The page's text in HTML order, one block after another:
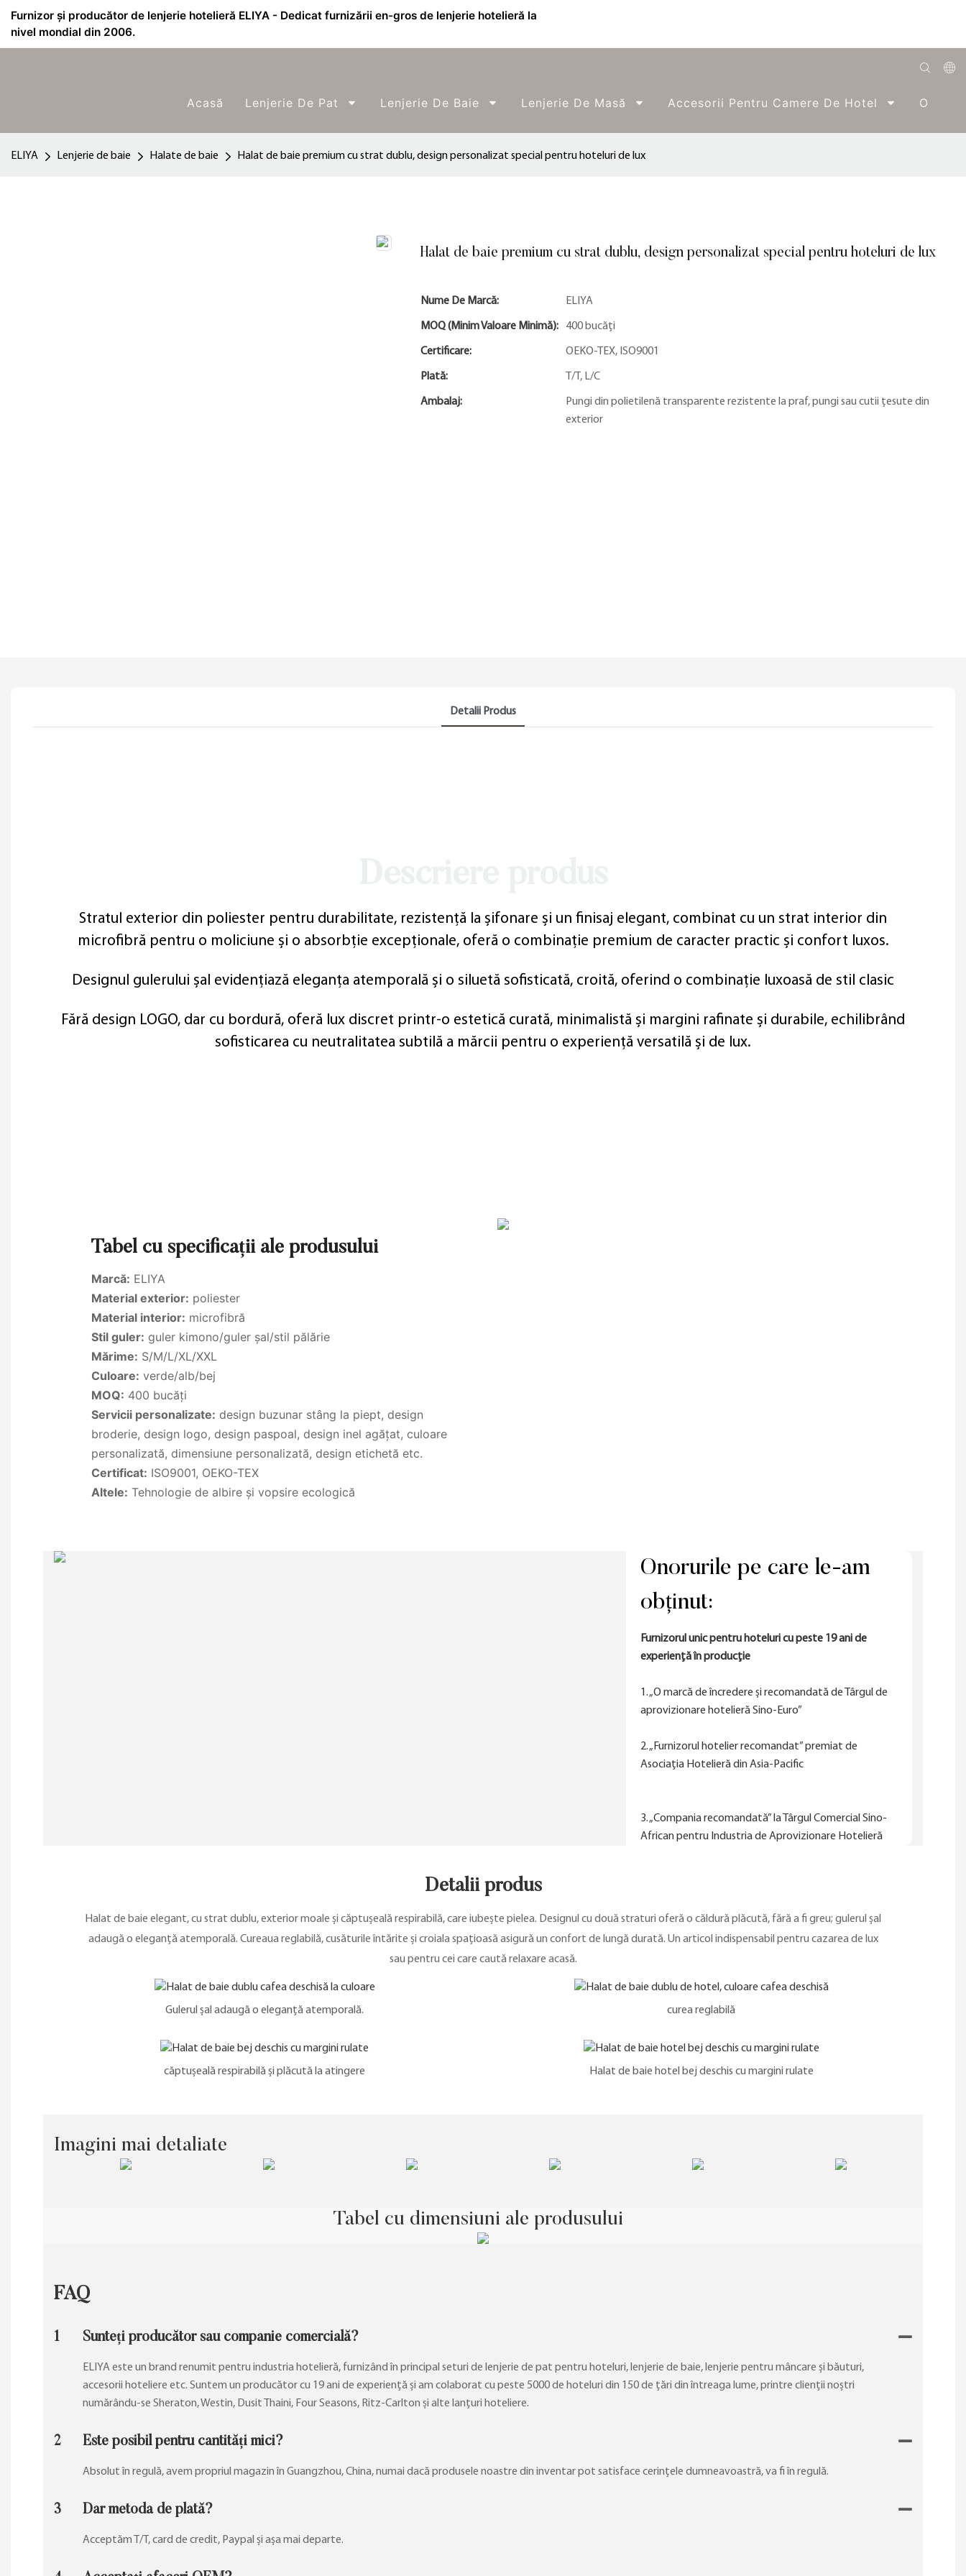
Furnizor și producător de lenjerie hotelieră ELIYA - Dedicat furnizării en-gros de lenjerie hotelieră la
nivel mondial din 2006.
Français
Acasă Lenjerie De Pat Lenjerie De Baie Lenjerie De Masă Accesorii Pentru Camere De Hotel O
ELIYA Lenjerie de baie Halate de baie Halat de baie premium cu strat dublu, design personalizat special pentru hoteluri de lux
Halat de baie premium cu strat dublu, design personalizat special pentru hoteluri de lux
Nume De Marcă: ELIYA
MOQ (minim Valoare Minimă): 400 bucăți
Certificare: OEKO-TEX, ISO9001
Plată: T/T, L/C
Ambalaj:
Pungi din polietilenă transparente rezistente la praf, pungi sau cutii țesute din
exterior
Detalii Produs
Stratul exterior din poliester pentru durabilitate, rezistență la șifonare și un finisaj elegant, combinat cu un strat interior din
microfibră pentru o moliciune și o absorbție excepționale, oferă o combinație premium de caracter practic și confort luxos.
Designul gulerului șal evidențiază eleganța atemporală și o siluetă sofisticată, croită, oferind o combinație luxoasă de stil clasic
Fără design LOGO, dar cu bordură, oferă lux discret printr-o estetică curată, minimalistă și margini rafinate și durabile, echilibrând
sofisticarea cu neutralitatea subtilă a mărcii pentru o experiență versatilă și de lux.
Tabel cu specificații ale produsului
Marcă: ELIYA
Material exterior: poliester
Material interior: microfibră
Stil guler: guler kimono/guler șal/stil pălărie
Mărime: S/M/L/XL/XXL
Culoare: verde/alb/bej
MOQ: 400 bucăți
Servicii personalizate: design buzunar stâng la piept, design
broderie, design logo, design paspoal, design inel agățat, culoare
personalizată, dimensiune personalizată, design etichetă etc.
Certificat: ISO9001, OEKO-TEX
Altele: Tehnologie de albire și vopsire ecologică
Onorurile pe care le-am
obținut:
Furnizorul unic pentru hoteluri cu peste 19 ani de
experiență în producție
1. „O marcă de încredere și recomandată de Târgul de
aprovizionare hotelieră Sino-Euro”
2. „Furnizorul hotelier recomandat” premiat de
Asociația Hotelieră din Asia-Pacific
3. „Compania recomandată” la Târgul Comercial Sino-
African pentru Industria de Aprovizionare Hotelieră
Detalii produs
Halat de baie elegant, cu strat dublu, exterior moale și căptușeală respirabilă, care iubește pielea. Designul cu două straturi oferă o căldură plăcută, fără a fi greu; gulerul șal
adaugă o eleganță atemporală. Cureaua reglabilă, cusăturile întărite și croiala spațioasă asigură un confort de lungă durată. Un articol indispensabil pentru cazarea de lux
sau pentru cei care caută relaxare acasă.
Gulerul șal adaugă o eleganță atemporală. curea reglabilă
căptușeală respirabilă și plăcută la atingere Halat de baie hotel bej deschis cu margini rulate
Imagini mai detaliate
Tabel cu dimensiuni ale produsului
FAQ
1 Sunteți producător sau companie comercială?
ELIYA este un brand renumit pentru industria hotelieră, furnizând în principal seturi de lenjerie de pat pentru hoteluri, lenjerie de baie, lenjerie pentru mâncare și băuturi,
accesorii hoteliere etc. Suntem un producător cu 19 ani de experiență și am colaborat cu peste 5000 de hoteluri din 150 de țări din întreaga lume, printre clienții noștri
numărându-se Sheraton, Westin, Dusit Thaini, Four Seasons, Ritz-Carlton și alte lanțuri hoteliere.
2 Este posibil pentru cantități mici?
Absolut în regulă, avem propriul magazin în Guangzhou, China, numai dacă produsele noastre din inventar pot satisface cerințele dumneavoastră, va fi în regulă.
3 Dar metoda de plată?
Acceptăm T/T, card de credit, Paypal și așa mai departe.